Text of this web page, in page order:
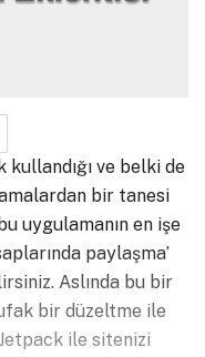
kullandığı ve belki de
bir tanesi
uygulamanın en işe
paylaşma’
Aslında bu bir
bir düzeltme ile
ile sitenizi